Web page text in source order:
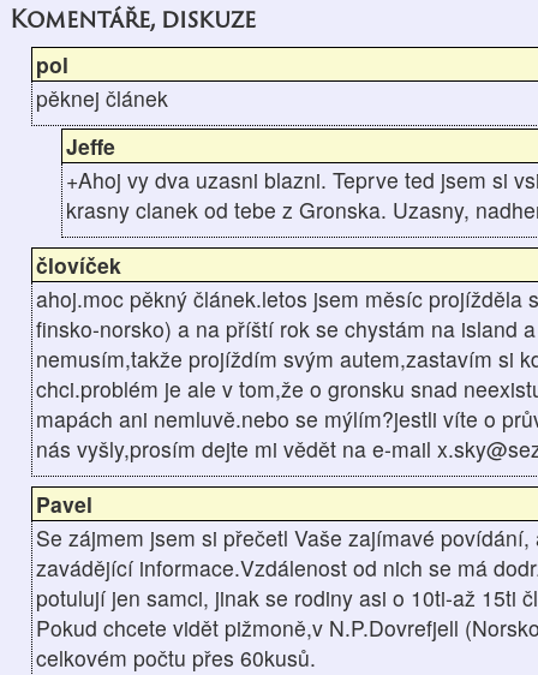
Komentáře, diskuze
pol
pěknej článek
Jeffe
+Ahoj vy dva uzasni blazni. Teprve ted jsem si
krasny clanek od tebe z Gronska. Uzasny,
človíček
ahoj.moc pěkný článek.letos jsem měsíc projížděla
finsko-norsko) a na příští rok se chystám na island
nemusím,takže projíždím svým autem,zastavím si
chci.problém je ale v tom,že o gronsku snad
mapách ani nemluvě.nebo se mýlím?jestli víte o
nás vyšly,prosím dejte mi vědět na e-mail
Pavel
Se zájmem jsem si přečetl Vaše zajímavé
zavádějící informace.Vzdálenost od nich se má
potulují jen samci, jinak se rodiny asi o 10ti-až 15ti
Pokud chcete vidět pižmoně,v N.P.Dovrefjell
celkovém počtu přes 60kusů.